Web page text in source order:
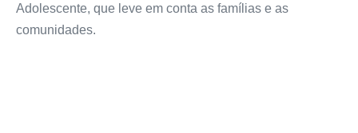
Adolescente, que leve em conta as famílias e as
comunidades.